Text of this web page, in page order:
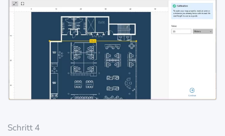
Schritt 4